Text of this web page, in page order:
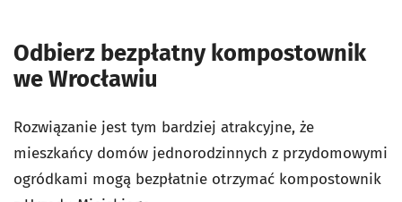
Odbierz bezpłatny kompostownik
we Wrocławiu
Rozwiązanie jest tym bardziej atrakcyjne, że
mieszkańcy domów jednorodzinnych z przydomowymi
ogródkami mogą bezpłatnie otrzymać kompostownik